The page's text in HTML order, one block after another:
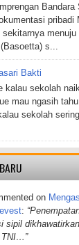
Bandara
pribadi
menuju
s...
Bakti
kalau sekolah
mau ngasih
sekolah
on
:
sipil
TNI…”